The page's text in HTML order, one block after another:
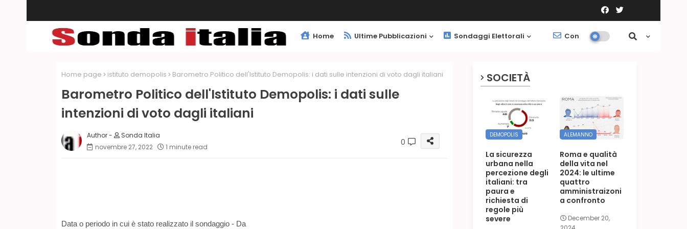
Home Ultime Pubblicazioni Sondaggi Elettorali Contatti Società
Home page istituto demopolis Barometro Politico dell'Istituto Demopolis: i dati sulle intenzioni di voto dagli italiani
Barometro Politico dell'Istituto Demopolis: i dati sulle
intenzioni di voto dagli italiani
Sonda Italia
novembre 27, 2022
1 minute read 0
Data o periodo in cui è stato realizzato il sondaggio - Da
SOCIETÀ
DEMOPOLIS
La sicurezza
urbana nella
percezione degli
italiani: tra
paura e
richiesta di
regole più
severe
ALEMANNO
Roma e qualità
della vita nel
2024: le ultime
quattro
amministraizoni
a confronto
December 20,